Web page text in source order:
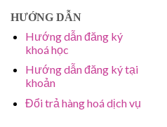
HƯỚNG DẪN
Hướng dẫn đăng ký
khoá học
Hướng dẫn đăng ký tại
khoản
Đổi trả hàng hoá dịch vụ